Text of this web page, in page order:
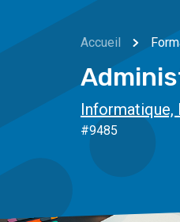
Accueil
Informatique,
#9485